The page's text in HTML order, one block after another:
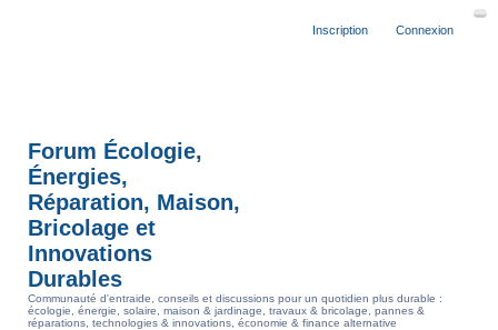
Connexion
Inscription
Forum Écologie,
Énergies,
Réparation, Maison,
Bricolage et
Innovations
Durables
Communauté d'entraide, conseils et discussions pour un quotidien plus durable :
écologie, énergie, solaire, maison & jardinage, travaux & bricolage, pannes &
réparations, technologies & innovations, économie & finance alternative